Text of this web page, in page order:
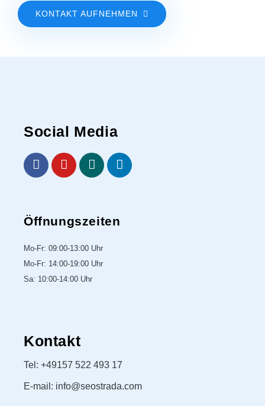
KONTAKT AUFNEHMEN
Social Media
Öffnungszeiten
Mo-Fr: 09:00-13:00 Uhr
Mo-Fr: 14:00-19:00 Uhr
Sa: 10:00-14:00 Uhr
Kontakt
Tel: +49157 522 493 17
E-mail: info@seostrada.com